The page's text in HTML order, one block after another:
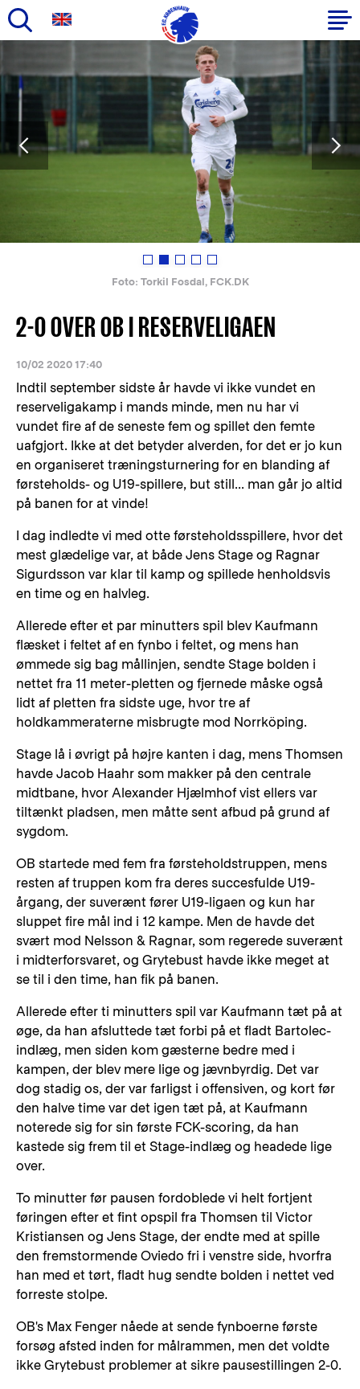
hovedindhold
Primær
navigation
PREVIOUS
Foto: Torkil Fosdal, FCK.DK
2-0 OVER OB I RESERVELIGAEN
10/02 2020 17:40
Indtil september sidste år havde vi ikke vundet en
reserveligakamp i mands minde, men nu har vi
vundet fire af de seneste fem og spillet den femte
uafgjort. Ikke at det betyder alverden, for det er jo kun
en organiseret træningsturnering for en blanding af
førsteholds- og U19-spillere, but still... man går jo altid
på banen for at vinde!
I dag indledte vi med otte førsteholdsspillere, hvor det
mest glædelige var, at både Jens Stage og Ragnar
Sigurdsson var klar til kamp og spillede henholdsvis
en time og en halvleg.
Allerede efter et par minutters spil blev Kaufmann
flæsket i feltet af en fynbo i feltet, og mens han
ømmede sig bag mållinjen, sendte Stage bolden i
nettet fra 11 meter-pletten og fjernede måske også
lidt af pletten fra sidste uge, hvor tre af
holdkammeraterne misbrugte mod Norrköping.
Stage lå i øvrigt på højre kanten i dag, mens Thomsen
havde Jacob Haahr som makker på den centrale
midtbane, hvor Alexander Hjælmhof vist ellers var
tiltænkt pladsen, men måtte sent afbud på grund af
sygdom.
OB startede med fem fra førsteholdstruppen, mens
resten af truppen kom fra deres succesfulde U19-
årgang, der suverænt fører U19-ligaen og kun har
sluppet fire mål ind i 12 kampe. Men de havde det
svært mod Nelsson & Ragnar, som regerede suverænt
i midterforsvaret, og Grytebust havde ikke meget at
se til i den time, han fik på banen.
Allerede efter ti minutters spil var Kaufmann tæt på at
øge, da han afsluttede tæt forbi på et fladt Bartolec-
indlæg, men siden kom gæsterne bedre med i
kampen, der blev mere lige og jævnbyrdig. Det var
dog stadig os, der var farligst i offensiven, og kort før
den halve time var det igen tæt på, at Kaufmann
noterede sig for sin første FCK-scoring, da han
kastede sig frem til et Stage-indlæg og headede lige
over.
To minutter før pausen fordoblede vi helt fortjent
føringen efter et fint opspil fra Thomsen til Victor
Kristiansen og Jens Stage, der endte med at spille
den fremstormende Oviedo fri i venstre side, hvorfra
han med et tørt, fladt hug sendte bolden i nettet ved
forreste stolpe.
OB's Max Fenger nåede at sende fynboerne første
forsøg afsted inden for målrammen, men det voldte
ikke Grytebust problemer at sikre pausestillingen 2-0.